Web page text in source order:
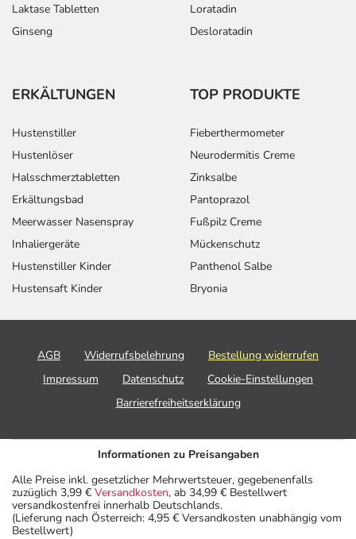
Laktase Tabletten
Ginseng
Loratadin
Desloratadin
ERKÄLTUNGEN
Hustenstiller
Hustenlöser
Halsschmerztabletten
Erkältungsbad
Meerwasser Nasenspray
Inhaliergeräte
Hustenstiller Kinder
Hustensaft Kinder
TOP PRODUKTE
Fieberthermometer
Neurodermitis Creme
Zinksalbe
Pantoprazol
Fußpilz Creme
Mückenschutz
Panthenol Salbe
Bryonia
AGB Widerrufsbelehrung
Bestellung widerrufen
Impressum
Datenschutz
Cookie-Einstellungen
Barrierefreiheitserklärung
Informationen zu Preisangaben
Alle Preise inkl. gesetzlicher Mehrwertsteuer, gegebenenfalls
zuzüglich 3,99 € Versandkosten, ab 34,99 € Bestellwert
versandkostenfrei innerhalb Deutschlands.
(Lieferung nach Österreich: 4,95 € Versandkosten unabhängig vom
Bestellwert)